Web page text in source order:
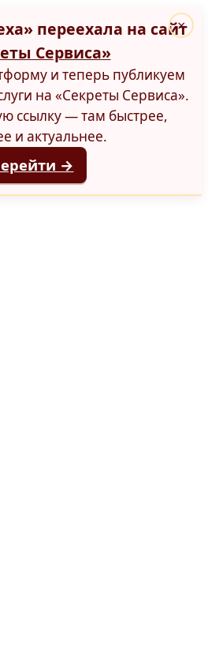
переехала на сайт
Сервиса»
и теперь публикуем
на «Секреты Сервиса».
ссылку — там быстрее,
и актуальнее.
→
×